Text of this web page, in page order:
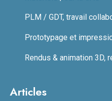
PLM / GDT, travail
Prototypage et
Rendus & animation 3D,
Articles